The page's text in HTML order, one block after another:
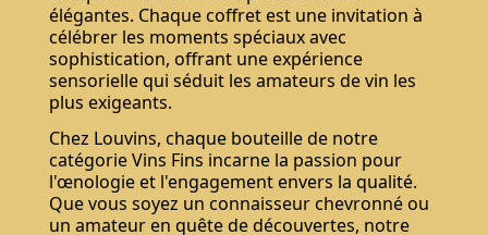
élégantes. Chaque coffret est une invitation à
célébrer les moments spéciaux avec
sophistication, offrant une expérience
sensorielle qui séduit les amateurs de vin les
plus exigeants.
Chez Louvins, chaque bouteille de notre
catégorie Vins Fins incarne la passion pour
l'œnologie et l'engagement envers la qualité.
Que vous soyez un connaisseur chevronné ou
un amateur en quête de découvertes, notre